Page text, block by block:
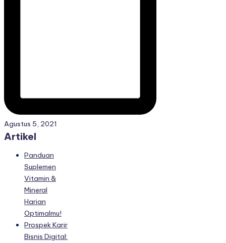
Agustus 5, 2021
Artikel
Panduan
Suplemen
Vitamin &
Mineral
Harian
Optimalmu!
Prospek Karir
Bisnis Digital: